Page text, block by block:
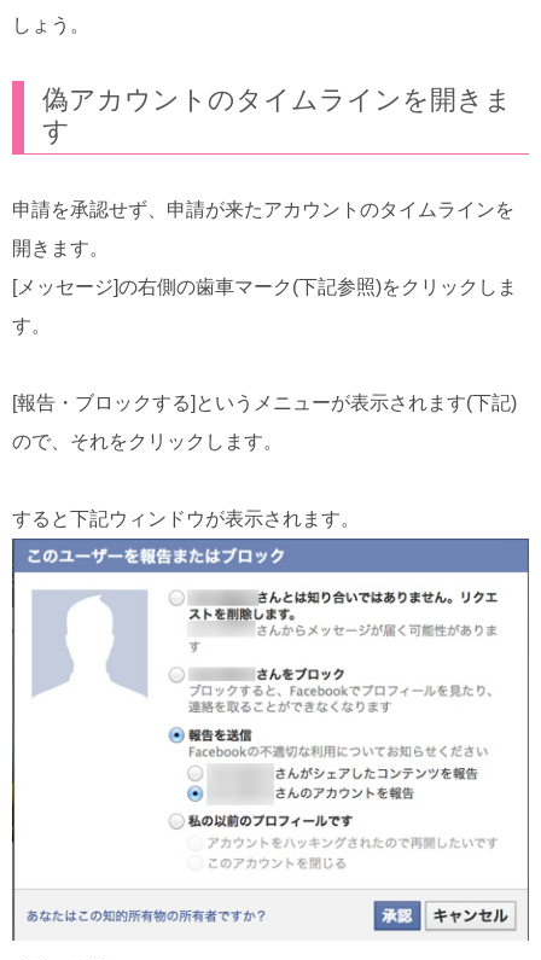
しょう。
偽アカウントのタイムラインを開きま
す
申請を承認せず、申請が来たアカウントのタイムラインを
開きます。
[メッセージ]の右側の歯車マーク(下記参照)をクリックしま
す。
[報告・ブロックする]というメニューが表示されます(下記)
ので、それをクリックします。
すると下記ウィンドウが表示されます。